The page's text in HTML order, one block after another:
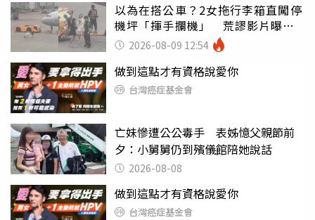
以為在搭公車？2女拖行李箱直闖停
機坪「揮手攔機」 荒謬影片曝網
傻眼2026-08-09 12:54
做到這點才有資格說愛你
台灣癌症基金會
亡妹慘遭公公毒手 表姊憶父親節前
夕：小舅舅仍到殯儀館陪她說話
2026-08-08
做到這點才有資格說愛你
台灣癌症基金會